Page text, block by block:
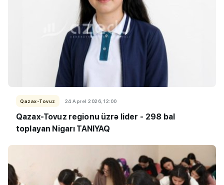
Qazax-Tovuz 24 Aprel 2026, 12:00
Qazax-Tovuz regionu üzrə lider - 298 bal
toplayan Nigarı TANIYAQ